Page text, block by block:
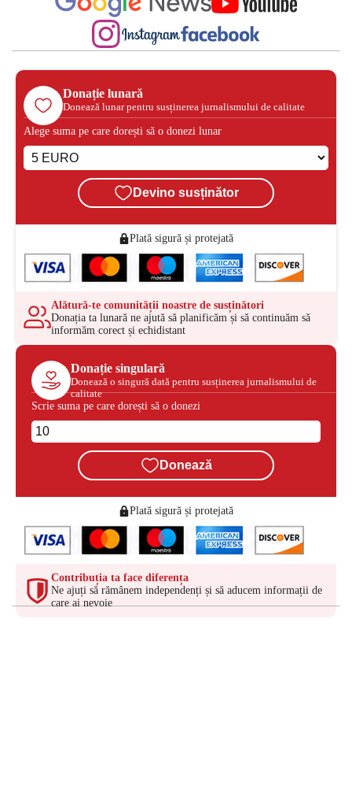
Donație lunară
Donează lunar pentru susținerea jurnalismului de calitate
Alege suma pe care dorești să o donezi lunar
Devino susținător
Plată sigură și protejată
Alătură-te comunității noastre de susținători
Donația ta lunară ne ajută să planificăm și să continuăm să
informăm corect și echidistant
Donație singulară
Donează o singură dată pentru susținerea jurnalismului de
calitate
Scrie suma pe care dorești să o donezi
Donează
Plată sigură și protejată
Contribuția ta face diferența
Ne ajuți să rămânem independenți și să aducem informații de
care ai nevoie